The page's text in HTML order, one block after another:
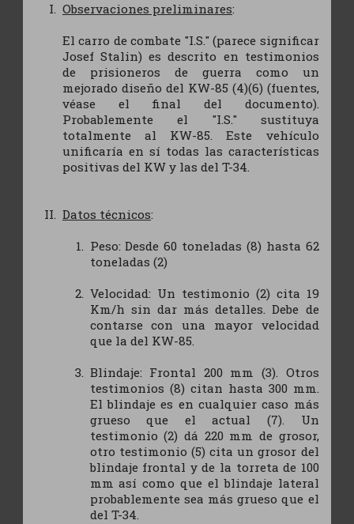
Observaciones preliminares:
El carro de combate "I.S." (parece significar
Josef Stalin) es descrito en testimonios
de prisioneros de guerra como un
mejorado diseño del KW-85 (4)(6) (fuentes,
véase el final del documento).
Probablemente el "I.S." sustituya
totalmente al KW-85. Este vehículo
unificaría en sí todas las características
positivas del KW y las del T-34.
Datos técnicos:
Peso: Desde 60 toneladas (8) hasta 62
toneladas (2)
Velocidad: Un testimonio (2) cita 19
Km/h sin dar más detalles. Debe de
contarse con una mayor velocidad
que la del KW-85.
Blindaje: Frontal 200 mm (3). Otros
testimonios (8) citan hasta 300 mm.
El blindaje es en cualquier caso más
grueso que el actual (7). Un
testimonio (2) dá 220 mm de grosor,
otro testimonio (5) cita un grosor del
blindaje frontal y de la torreta de 100
mm así como que el blindaje lateral
probablemente sea más grueso que el
del T-34.